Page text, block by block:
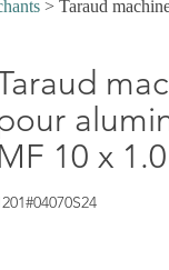
> Taraud
10 x 1.0